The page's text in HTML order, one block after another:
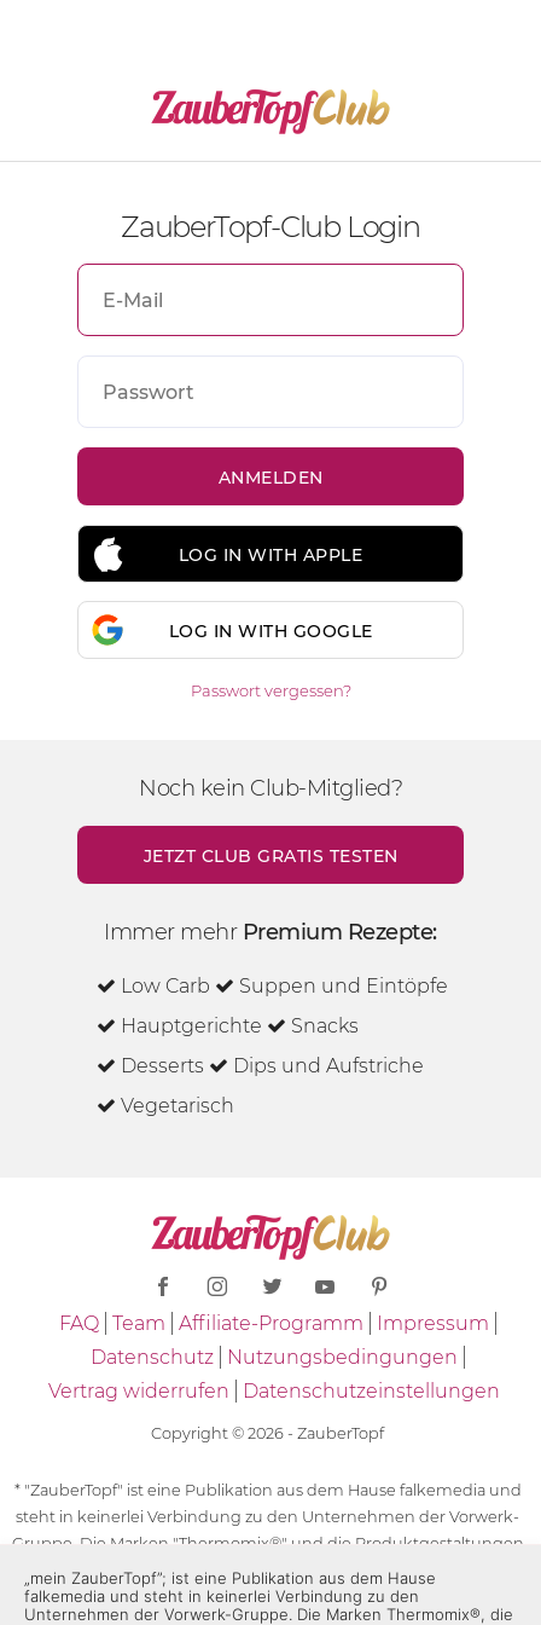
ZauberTopf-Club Login
LOG IN WITH APPLE
LOG IN WITH GOOGLE
Passwort vergessen?
Noch kein Club-Mitglied?
JETZT CLUB GRATIS TESTEN
Immer mehr Premium Rezepte:
Low Carb
Suppen und Eintöpfe
Hauptgerichte
Snacks
Desserts
Dips und Aufstriche
Vegetarisch
FAQ Team Affiliate-Programm
Impressum
Datenschutz
Nutzungsbedingungen
Vertrag widerrufen
Datenschutzeinstellungen
Copyright © 2026 - ZauberTopf
* "ZauberTopf" ist eine Publikation aus dem Hause falkemedia und
steht in keinerlei Verbindung zu den Unternehmen der Vorwerk-
Gruppe. Die Marken "Thermomix®" und die Produktgestaltungen
des "Thermomix®" sind eingetragene Marken der Unternehmen
der Vorwerk-Gruppe. Die Marken Thermomix®, die Zeichen TM5®,
„mein ZauberTopf”; ist eine Publikation aus dem Hause
falkemedia und steht in keinerlei Verbindung zu den
Unternehmen der Vorwerk-Gruppe. Die Marken Thermomix®, die